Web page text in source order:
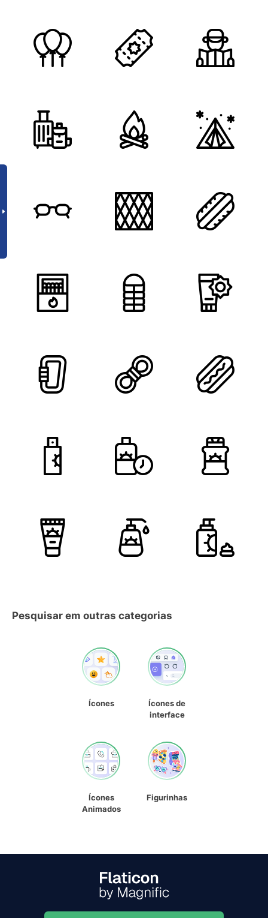
Pesquisar em outras categorias
Ícones
Ícones de
interface
Ícones
Animados
Figurinhas